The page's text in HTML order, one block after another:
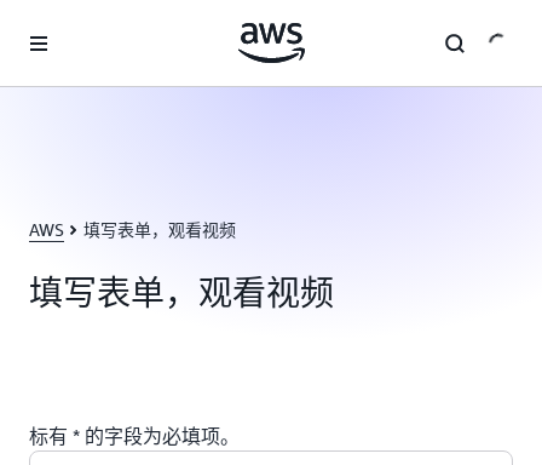
AWS 填写表单，观看视频
填写表单，观看视频
标有 * 的字段为必填项。